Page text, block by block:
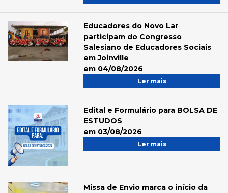
Educadores do Novo Lar
participam do Congresso
Salesiano de Educadores Sociais
em Joinville
em 04/08/2026
Ler mais
Edital e Formulário para BOLSA DE
ESTUDOS
em 03/08/2026
Ler mais
Missa de Envio marca o início da